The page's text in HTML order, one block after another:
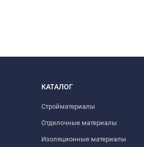
КАТАЛОГ
Стройматериалы
Отделочные материалы
Изоляционные материалы